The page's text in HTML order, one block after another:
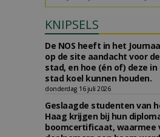
KNIPSELS
De NOS heeft in het
op de site aandacht voor
stad, en hoe (én of) deze
stad koel kunnen houden.
donderdag 16 juli 2026
Geslaagde studenten van
Haag krijgen bij hun
boomcertificaat, waarmee